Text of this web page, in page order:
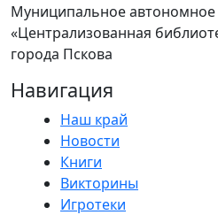
Муниципальное автономное
«Централизованная
города Пскова
Навигация
Наш край
Новости
Книги
Викторины
Игротеки